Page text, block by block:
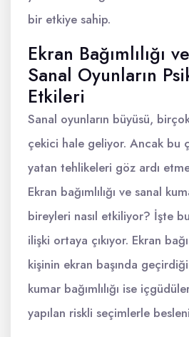
bir etkiye sahip.
Ekran Bağımlılığı
Sanal Oyunların
Etkileri
Sanal oyunların büyüsü,
çekici hale geliyor. Ancak bu
yatan tehlikeleri göz ardı
Ekran bağımlılığı ve sanal
bireyleri nasıl etkiliyor? İşte
ilişki ortaya çıkıyor. Ekran
kişinin ekran başında
kumar bağımlılığı ise
yapılan riskli seçimlerle